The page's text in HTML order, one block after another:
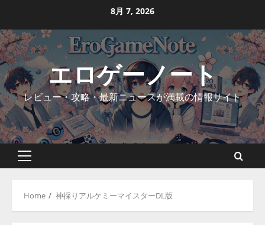
content
8月 7, 2026
エロゲーノート
レビュー・攻略・最新ニュースが満載の情報サイト
Primary
Home 神採りアルケミーマイスターDL版